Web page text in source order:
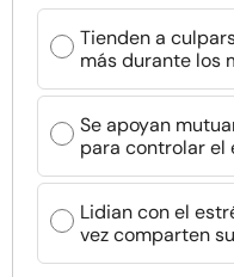
Tienden a
más durante los
Se apoyan
para controlar el
Lidian con el
vez comparten